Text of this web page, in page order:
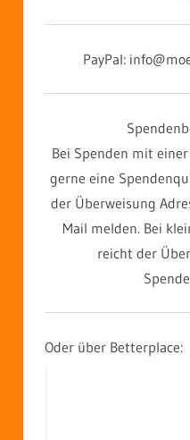
PayPal:
Bei Spenden mit
gerne eine
der Überweisung
Mail melden. Bei
reicht der
Oder über Betterplace: